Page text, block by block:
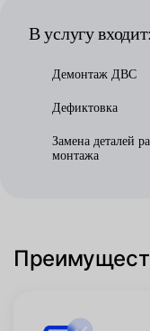
В услугу входит:
Демонтаж ДВС
Дефиктовка
Замена деталей
монтажа